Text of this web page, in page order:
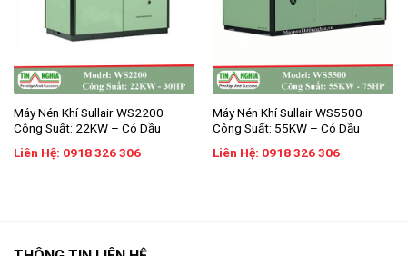
Máy Nén Khí Sullair WS2200 –
Công Suất: 22KW – Có Dầu
Liên Hệ: 0918 326 306
Máy Nén Khí Sullair WS5500 –
Công Suất: 55KW – Có Dầu
Liên Hệ: 0918 326 306